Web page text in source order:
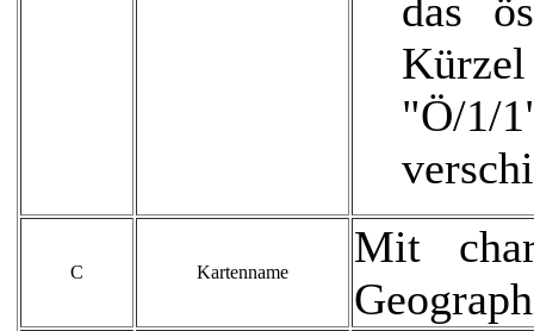
das
"Ö/
C Kartenname
Mit